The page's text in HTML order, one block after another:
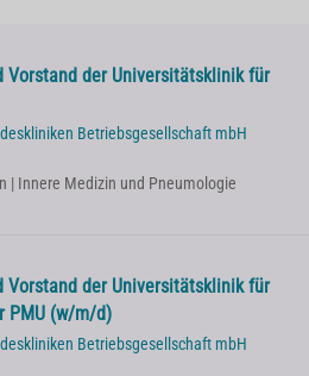
Vorstand der Universitätsklinik für
Betriebsgesellschaft mbH
| Innere Medizin und Pneumologie
Vorstand der Universitätsklinik für
PMU (w/m/d)
Betriebsgesellschaft mbH